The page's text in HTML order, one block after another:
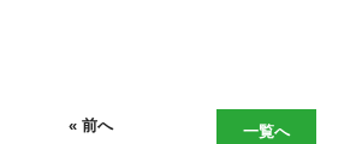
« 前へ 一覧へ